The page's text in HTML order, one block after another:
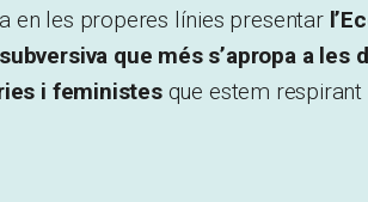
en les properes línies presentar
que més s’apropa a les
i feministesque estem respirant